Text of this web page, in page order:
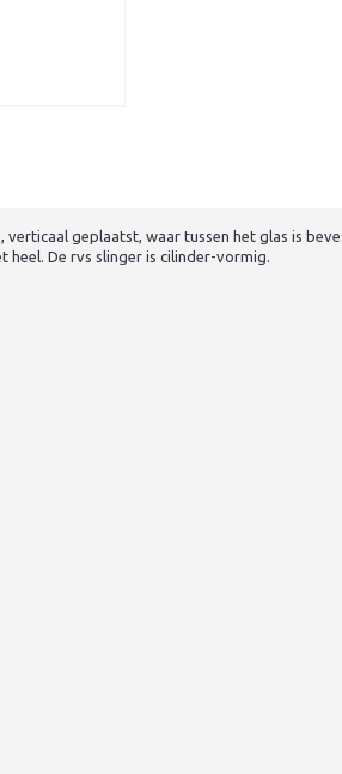
geplaatst, waar tussen het glas is
heel. De rvs slinger is cilinder-vormig.